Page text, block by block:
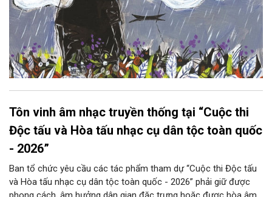
Tôn vinh âm nhạc truyền thống tại “Cuộc thi
Độc tấu và Hòa tấu nhạc cụ dân tộc toàn quốc
- 2026”
Ban tổ chức yêu cầu các tác phẩm tham dự “Cuộc thi Độc tấu
và Hòa tấu nhạc cụ dân tộc toàn quốc - 2026” phải giữ được